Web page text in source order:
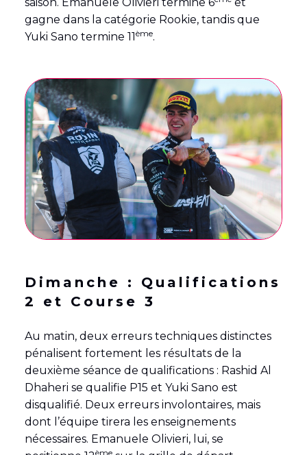
gagne dans la catégorie Rookie, tandis que
Yuki Sano termine 11 ème.
Dimanche : Qualifications
2 et Course 3
Au matin, deux erreurs techniques distinctes
pénalisent fortement les résultats de la
deuxième séance de qualifications : Rashid Al
Dhaheri se qualifie P15 et Yuki Sano est
disqualifié. Deux erreurs involontaires, mais
dont l’équipe tirera les enseignements
nécessaires. Emanuele Olivieri, lui, se
ème